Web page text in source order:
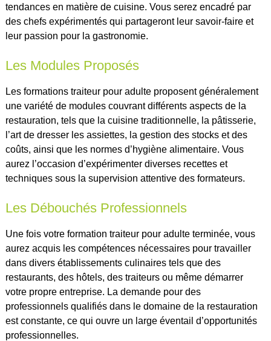
tendances en matière de cuisine. Vous serez encadré par
des chefs expérimentés qui partageront leur savoir-faire et
leur passion pour la gastronomie.
Les Modules Proposés
Les formations traiteur pour adulte proposent généralement
une variété de modules couvrant différents aspects de la
restauration, tels que la cuisine traditionnelle, la pâtisserie,
l’art de dresser les assiettes, la gestion des stocks et des
coûts, ainsi que les normes d’hygiène alimentaire. Vous
aurez l’occasion d’expérimenter diverses recettes et
techniques sous la supervision attentive des formateurs.
Les Débouchés Professionnels
Une fois votre formation traiteur pour adulte terminée, vous
aurez acquis les compétences nécessaires pour travailler
dans divers établissements culinaires tels que des
restaurants, des hôtels, des traiteurs ou même démarrer
votre propre entreprise. La demande pour des
professionnels qualifiés dans le domaine de la restauration
est constante, ce qui ouvre un large éventail d’opportunités
professionnelles.